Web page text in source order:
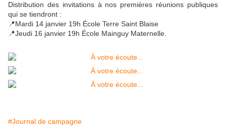
Distribution des invitations à nos premières réunions publiques
qui se tiendront :
📍Mardi 14 janvier 19h École Terre Saint Blaise
📍Jeudi 16 janvier 19h École Mainguy Maternelle.
#Journal de campagne